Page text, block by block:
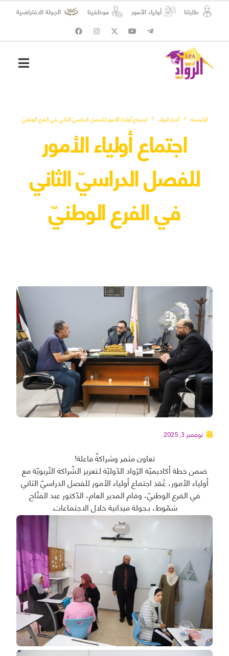
طلبتنا أولياء الأمور موظفينا الجولة الافتراضية
الرئيسية أخبار الرواد اجتماع أولياء الأمور للفصل الدراسيّ الثاني في الفرع الوطنيّ
اجتماع أولياء الأمور
للفصل الدراسيّ الثاني
في الفرع الوطنيّ
نوفمبر 3, 2025
تعاون مثمر وشراكةٌ فاعلة!
ضمن خطة أكاديميّة الرّواد الدّوليّة لـتعزيز الشّراكة التّربويّة مع
أولياء الأمور، عُقد اجتماع أولياء الأمور للفصل الدراسيّ الثاني
في الفرع الوطنيّ، وقام المدير العام، الدّكتور عبد الفتّاح
شمّوط، بـجولة ميدانية خلال الاجتماعات.